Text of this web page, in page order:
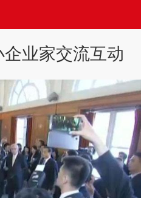
业家交流互动